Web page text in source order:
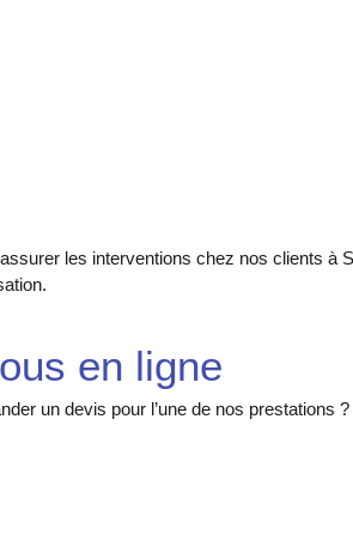
les interventions chez nos clients à
en ligne
un devis pour l’une de nos prestations ?